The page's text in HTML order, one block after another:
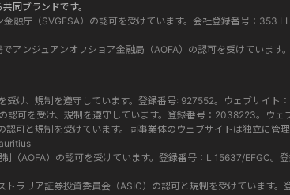
同ブランドです。
融庁（SVGFSA）の認可を受けています。会社登録番号：353
アンジュアンオフショア金融局（AOFA）の認可を受けていま
け、規制を遵守しています。登録番号: 927552。ウェブサイト：
可を受け、規制を遵守しています。登録番号：2038223。ウェ
可と規制を受けています。同事業体のウェブサイトは独立に
（AOFA）の認可を受けています。登録番号：L 15637/EFGC
ラリア証券投資委員会（ASIC）の認可と規制を受けています